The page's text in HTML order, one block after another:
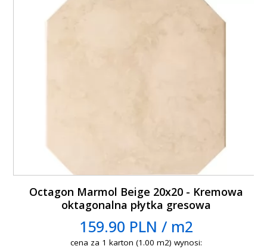
Octagon Marmol Beige 20x20 - Kremowa
oktagonalna płytka gresowa
159.90 PLN / m2
cena za 1 karton (1.00 m2) wynosi: